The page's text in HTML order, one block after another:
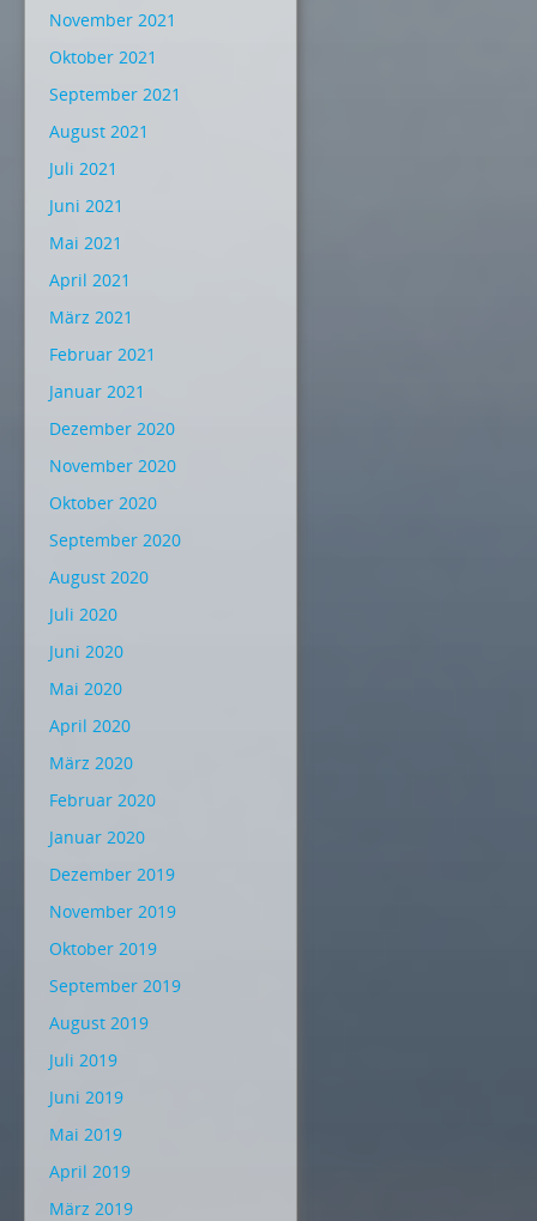
November 2021
Oktober 2021
September 2021
August 2021
Juli 2021
Juni 2021
Mai 2021
April 2021
März 2021
Februar 2021
Januar 2021
Dezember 2020
November 2020
Oktober 2020
September 2020
August 2020
Juli 2020
Juni 2020
Mai 2020
April 2020
März 2020
Februar 2020
Januar 2020
Dezember 2019
November 2019
Oktober 2019
September 2019
August 2019
Juli 2019
Juni 2019
Mai 2019
April 2019
März 2019